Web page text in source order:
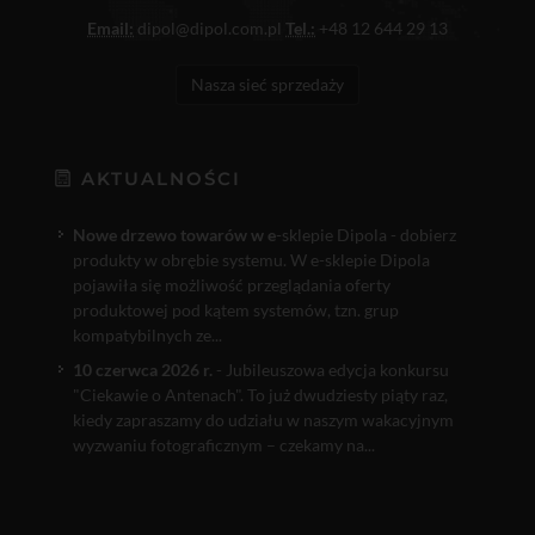
Email: dipol@dipol.com.pl Tel.: +48 12 644 29 13
Nasza sieć sprzedaży
AKTUALNOŚCI
Nowe drzewo towarów w e-sklepie Dipola - dobierz
produkty w obrębie systemu. W e-sklepie Dipola
pojawiła się możliwość przeglądania oferty
produktowej pod kątem systemów, tzn. grup
kompatybilnych ze...
10 czerwca 2026 r. - Jubileuszowa edycja konkursu
"Ciekawie o Antenach". To już dwudziesty piąty raz,
kiedy zapraszamy do udziału w naszym wakacyjnym
wyzwaniu fotograficznym – czekamy na...